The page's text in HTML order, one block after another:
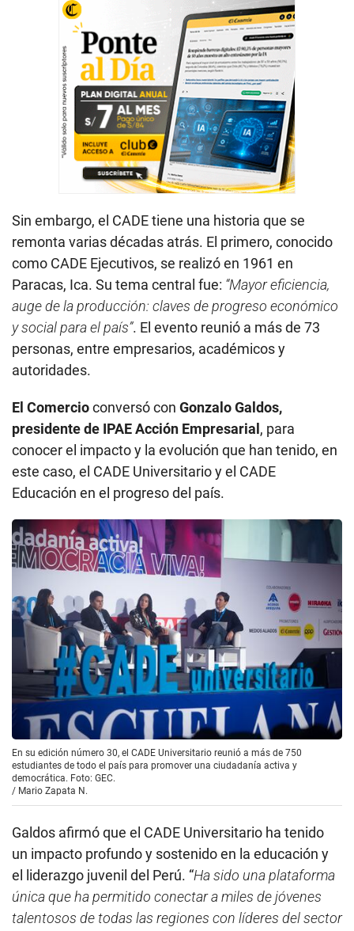
Sin embargo, el CADE tiene una historia que se
remonta varias décadas atrás. El primero, conocido
como CADE Ejecutivos, se realizó en 1961 en
Paracas, Ica. Su tema central fue: “Mayor eficiencia,
auge de la producción: claves de progreso económico
y social para el país”. El evento reunió a más de 73
personas, entre empresarios, académicos y
autoridades.
El Comercioconversó con Gonzalo Galdos,
presidente de IPAE Acción Empresarial, para
conocer el impacto y la evolución que han tenido, en
este caso, el CADE Universitario y el CADE
Educación en el progreso del país.
En su edición número 30, el CADE Universitario reunió a más de 750
estudiantes de todo el país para promover una ciudadanía activa y
democrática. Foto: GEC.
/ Mario Zapata N.
Galdos afirmó que el CADE Universitario ha tenido
un impacto profundo y sostenido en la educación y
el liderazgo juvenil del Perú. “Ha sido una plataforma
única que ha permitido conectar a miles de jóvenes
talentosos de todas las regiones con líderes del sector